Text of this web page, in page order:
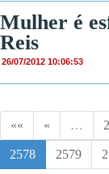
Mulher é
Reis
26/07/2012 10:06:53
«« « …
2578 2579